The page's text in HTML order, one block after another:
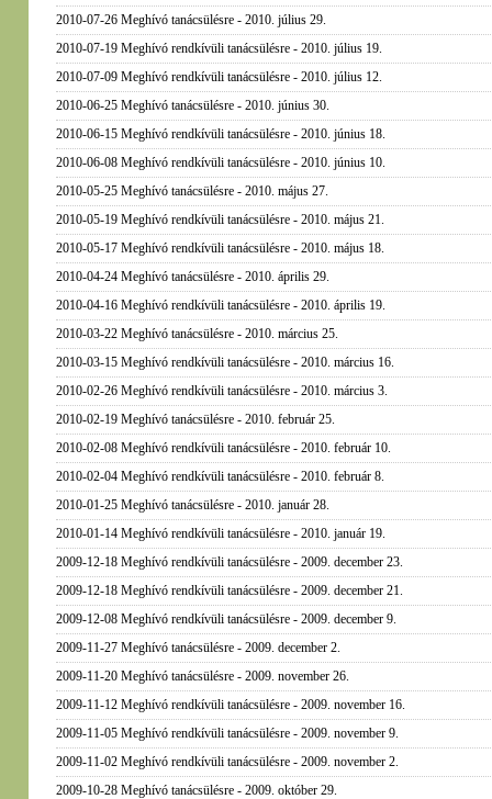
2010-07-26 Meghívó tanácsülésre - 2010. július 29.
2010-07-19 Meghívó rendkívüli tanácsülésre - 2010. július 19.
2010-07-09 Meghívó rendkívüli tanácsülésre - 2010. július 12.
2010-06-25 Meghívó tanácsülésre - 2010. június 30.
2010-06-15 Meghívó rendkívüli tanácsülésre - 2010. június 18.
2010-06-08 Meghívó rendkívüli tanácsülésre - 2010. június 10.
2010-05-25 Meghívó tanácsülésre - 2010. május 27.
2010-05-19 Meghívó rendkívüli tanácsülésre - 2010. május 21.
2010-05-17 Meghívó rendkívüli tanácsülésre - 2010. május 18.
2010-04-24 Meghívó tanácsülésre - 2010. április 29.
2010-04-16 Meghívó rendkívüli tanácsülésre - 2010. április 19.
2010-03-22 Meghívó tanácsülésre - 2010. március 25.
2010-03-15 Meghívó rendkívüli tanácsülésre - 2010. március 16.
2010-02-26 Meghívó rendkívüli tanácsülésre - 2010. március 3.
2010-02-19 Meghívó tanácsülésre - 2010. február 25.
2010-02-08 Meghívó rendkívüli tanácsülésre - 2010. február 10.
2010-02-04 Meghívó rendkívüli tanácsülésre - 2010. február 8.
2010-01-25 Meghívó tanácsülésre - 2010. január 28.
2010-01-14 Meghívó rendkívüli tanácsülésre - 2010. január 19.
2009-12-18 Meghívó rendkívüli tanácsülésre - 2009. december 23.
2009-12-18 Meghívó rendkívüli tanácsülésre - 2009. december 21.
2009-12-08 Meghívó rendkívüli tanácsülésre - 2009. december 9.
2009-11-27 Meghívó tanácsülésre - 2009. december 2.
2009-11-20 Meghívó tanácsülésre - 2009. november 26.
2009-11-12 Meghívó rendkívüli tanácsülésre - 2009. november 16.
2009-11-05 Meghívó rendkívüli tanácsülésre - 2009. november 9.
2009-11-02 Meghívó rendkívüli tanácsülésre - 2009. november 2.
2009-10-28 Meghívó tanácsülésre - 2009. október 29.